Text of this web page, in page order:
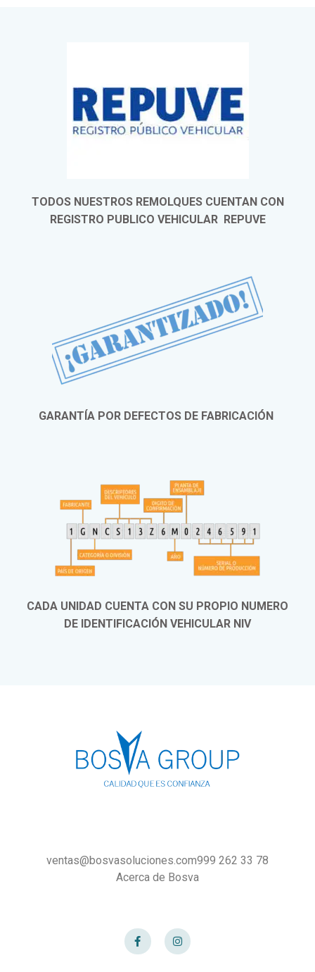
TODOS NUESTROS REMOLQUES CUENTAN CON
REGISTRO PUBLICO VEHICULAR REPUVE
GARANTÍA POR DEFECTOS DE FABRICACIÓN
CADA UNIDAD CUENTA CON SU PROPIO NUMERO
DE IDENTIFICACIÓN VEHICULAR NIV
ventas@bosvasoluciones.com999 262 33 78
Acerca de Bosva
F
a
c
e
I
n
s
t